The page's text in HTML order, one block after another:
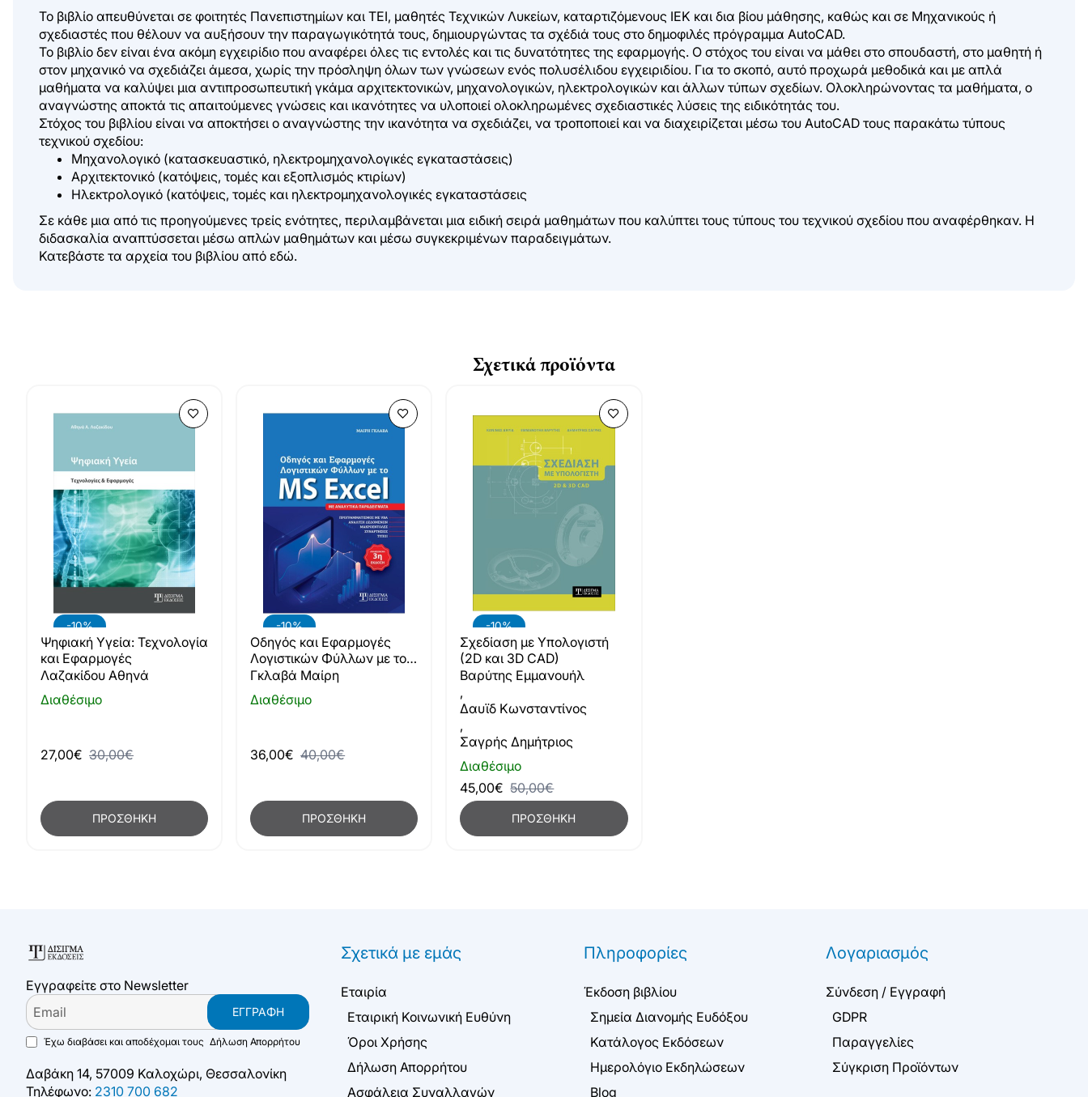
Το βιβλίο απευθύνεται σε φοιτητές Πανεπιστημίων και ΤΕΙ, μαθητές Τεχνικών Λυκείων, καταρτιζόμενους ΙΕΚ και δια βίου μάθησης, καθώς και σε Μηχανικούς ή
σχεδιαστές που θέλουν να αυξήσουν την παραγωγικότητά τους, δημιουργώντας τα σχέδιά τους στο δημοφιλές πρόγραμμα AutoCAD.
Το βιβλίο δεν είναι ένα ακόμη εγχειρίδιο που αναφέρει όλες τις εντολές και τις δυνατότητες της εφαρμογής. Ο στόχος του είναι να μάθει στο σπουδαστή, στο μαθητή ή
στον μηχανικό να σχεδιάζει άμεσα, χωρίς την πρόσληψη όλων των γνώσεων ενός πολυσέλιδου εγχειριδίου. Για το σκοπό, αυτό προχωρά μεθοδικά και με απλά
μαθήματα να καλύψει μια αντιπροσωπευτική γκάμα αρχιτεκτονικών, μηχανολογικών, ηλεκτρολογικών και άλλων τύπων σχεδίων. Ολοκληρώνοντας τα μαθήματα, ο
αναγνώστης αποκτά τις απαιτούμενες γνώσεις και ικανότητες να υλοποιεί ολοκληρωμένες σχεδιαστικές λύσεις της ειδικότητάς του.
Στόχος του βιβλίου είναι να αποκτήσει ο αναγνώστης την ικανότητα να σχεδιάζει, να τροποποιεί και να διαχειρίζεται μέσω του AutoCAD τους παρακάτω τύπους
τεχνικού σχεδίου:
Μηχανολογικό (κατασκευαστικό, ηλεκτρομηχανολογικές εγκαταστάσεις)
Αρχιτεκτονικό (κατόψεις, τομές και εξοπλισμός κτιρίων)
Ηλεκτρολογικό (κατόψεις, τομές και ηλεκτρομηχανολογικές εγκαταστάσεις
Σε κάθε μια από τις προηγούμενες τρείς ενότητες, περιλαμβάνεται μια ειδική σειρά μαθημάτων που καλύπτει τους τύπους του τεχνικού σχεδίου που αναφέρθηκαν. Η
διδασκαλία αναπτύσσεται μέσω απλών μαθημάτων και μέσω συγκεκριμένων παραδειγμάτων.
Κατεβάστε τα αρχεία του βιβλίου από εδώ.
Σχετικά προϊόντα
-10%
Διαθέσιμο
Ψηφιακή Υγεία: Τεχνολογία
και Εφαρμογές
Λαζακίδου Αθηνά
27,00€ 30,00€
ΠΡΟΣΘΉΚΗ
-10%
Διαθέσιμο
Οδηγός και Εφαρμογές
Λογιστικών Φύλλων με το
MS Excel
Γκλαβά Μαίρη
36,00€ 40,00€
ΠΡΟΣΘΉΚΗ
-10%
Διαθέσιμο
Σχεδίαση με Υπολογιστή
(2D και 3D CAD)
Βαρύτης Εμμανουήλ
,
Δαυϊδ Κωνσταντίνος
,
Σαγρής Δημήτριος
45,00€ 50,00€
ΠΡΟΣΘΉΚΗ
Εγγραφείτε στο Newsletter
Email
ΕΓΓΡΑΦΉ
Έχω διαβάσει και αποδέχομαι τους Δήλωση Απορρήτου
Δαβάκη 14, 57009 Καλοχώρι, Θεσσαλονίκη
Τηλέφωνο: 2310 700 682
Σχετικά με εμάς
Εταιρία
Εταιρική Κοινωνική Ευθύνη
Όροι Χρήσης
Δήλωση Απορρήτου
Ασφάλεια Συναλλαγών
Πληροφορίες
Έκδοση βιβλίου
Σημεία Διανομής Ευδόξου
Κατάλογος Εκδόσεων
Ημερολόγιο Εκδηλώσεων
Blog
Λογαριασμός
Σύνδεση / Εγγραφή
GDPR
Παραγγελίες
Σύγκριση Προϊόντων